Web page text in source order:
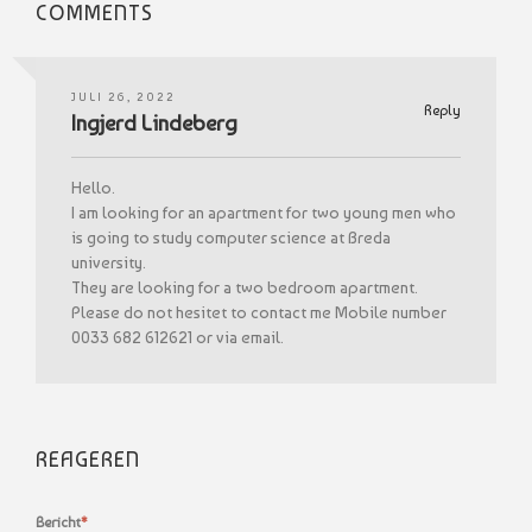
COMMENTS
JULI 26, 2022
Reply
Ingjerd Lindeberg
Hello.
I am looking for an apartment for two young men who
is going to study computer science at Breda
university.
They are looking for a two bedroom apartment.
Please do not hesitet to contact me Mobile number
0033 682 612621 or via email.
REAGEREN
Bericht*